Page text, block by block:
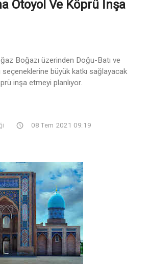
Otoyol Ve Köprü İnşa
Boğazı üzerinden Doğu-Batı ve
seçeneklerine büyük katkı sağlayacak
inşa etmeyi planlıyor.
08 Tem 2021 09:19